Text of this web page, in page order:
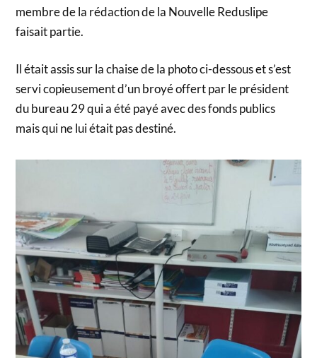
membre de la rédaction de la Nouvelle Reduslipe
faisait partie.
Il était assis sur la chaise de la photo ci-dessous et s’est
servi copieusement d’un broyé offert par le président
du bureau 29 qui a été payé avec des fonds publics
mais qui ne lui était pas destiné.